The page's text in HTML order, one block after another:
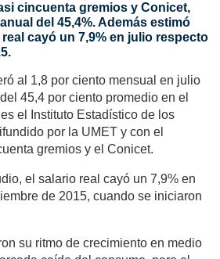
cincuenta gremios y Conicet,
del 45,4%. Además estimó
cayó un 7,9% en julio respecto
al 1,8 por ciento mensual en julio
45,4 por ciento promedio en el
el Instituto Estadístico de los
por la UMET y con el
gremios y el Conicet.
el salario real cayó un 7,9% en
de 2015, cuando se iniciaron
su ritmo de crecimiento en medio